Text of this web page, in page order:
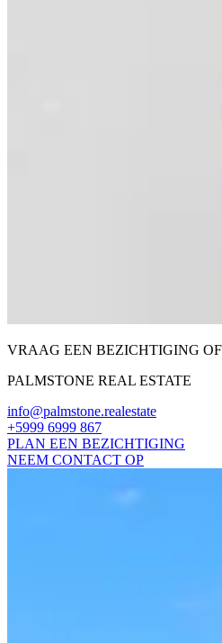
VRAAG EEN BEZICHTIGING
PALMSTONE REAL ESTATE
info@palmstone.realestate
+5999 6999 867
PLAN EEN BEZICHTIGING
NEEM CONTACT OP